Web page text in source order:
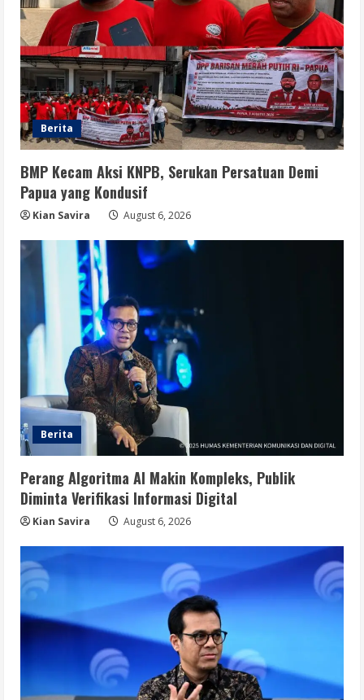
Berita
BMP Kecam Aksi KNPB, Serukan Persatuan Demi
Papua yang Kondusif
Kian Savira August 6, 2026
Berita
Perang Algoritma AI Makin Kompleks, Publik
Diminta Verifikasi Informasi Digital
Kian Savira August 6, 2026